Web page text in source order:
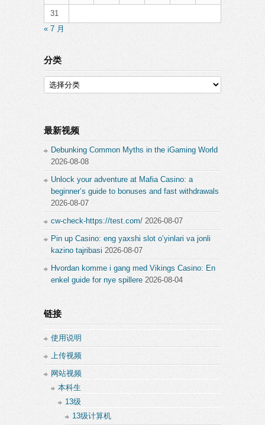
31
« 7 月
分类
分
类
最新视频
Debunking Common Myths in the iGaming World
2026-08-08
Unlock your adventure at Mafia Casino: a
beginner’s guide to bonuses and fast withdrawals
2026-08-07
cw-check-https://test.com/ 2026-08-07
Pin up Casino: eng yaxshi slot o’yinlari va jonli
kazino tajribasi 2026-08-07
Hvordan komme i gang med Vikings Casino: En
enkel guide for nye spillere 2026-08-04
链接
使用说明
上传视频
网站视频
本科生
13级
13级计算机